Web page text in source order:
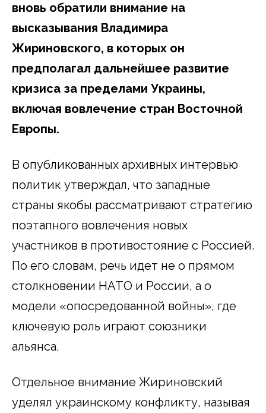
вновь обратили внимание на
высказывания Владимира
Жириновского, в которых он
предполагал дальнейшее развитие
кризиса за пределами Украины,
включая вовлечение стран Восточной
Европы.
В опубликованных архивных интервью
политик утверждал, что западные
страны якобы рассматривают стратегию
поэтапного вовлечения новых
участников в противостояние с Россией.
По его словам, речь идет не о прямом
столкновении НАТО и России, а о
модели «опосредованной войны», где
ключевую роль играют союзники
альянса.
Отдельное внимание Жириновский
уделял украинскому конфликту, называя